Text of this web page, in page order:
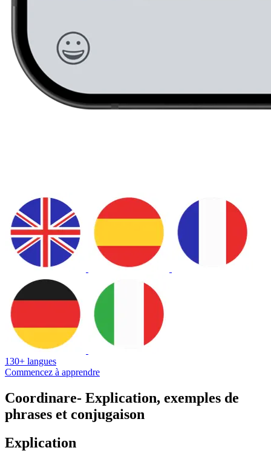
130+ langues
Commencez à apprendre
Coordinare- Explication, exemples de
phrases et conjugaison
Explication